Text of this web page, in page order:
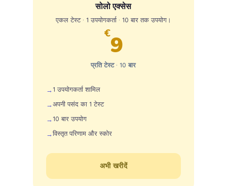
सोलो एक्सेस
एकल टेस्ट · 1 उपयोगकर्ता · 10 बार तक उपयोग।
€9
प्रति टेस्ट · 10 बार
1 उपयोगकर्ता शामिल
अपनी पसंद का 1 टेस्ट
10 बार उपयोग
विस्तृत परिणाम और स्कोर
अभी खरीदें